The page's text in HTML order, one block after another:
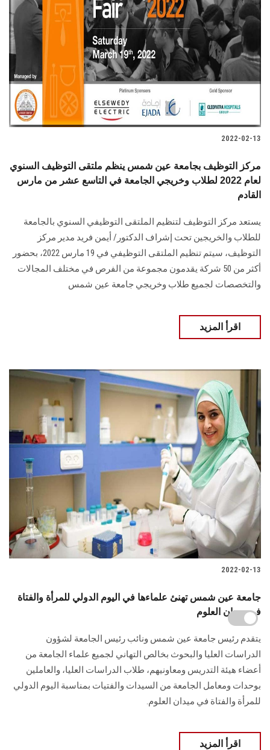
2022-02-13
مركز التوظيف بجامعة عين شمس ينظم ملتقى التوظيف السنوي
لعام 2022 لطلاب وخريجي الجامعة في التاسع عشر من مارس
القادم
يستعد مركز التوظيف لتنظيم الملتقى التوظيفي السنوي بالجامعة
للطلاب والخريجين تحت إشراف الدكتور/ أيمن فريد مدير مركز
التوظيف، سيتم تنظيم الملتقى التوظيفي في 19 مارس 2022، بحضور
أكثر من 50 شركة يقدمون مجموعة من الفرص في مختلف المجالات
والتخصصات لجميع طلاب وخريجي جامعة عين شمس
اقرأ المزيد
2022-02-13
جامعة عين شمس تهنئ علماءها في اليوم الدولي للمرأة والفتاة
في ميدان العلوم
يتقدم رئيس جامعة عين شمس ونائب رئيس الجامعة لشؤون
الدراسات العليا والبحوث بخالص التهاني لجميع علماء الجامعة من
أعضاء هيئة التدريس ومعاونيهم، طلاب الدراسات العليا، والعاملين
بوحدات ومعامل الجامعة من السيدات والفتيات بمناسبة اليوم الدولي
للمرأة والفتاة في ميدان العلوم.
اقرأ المزيد